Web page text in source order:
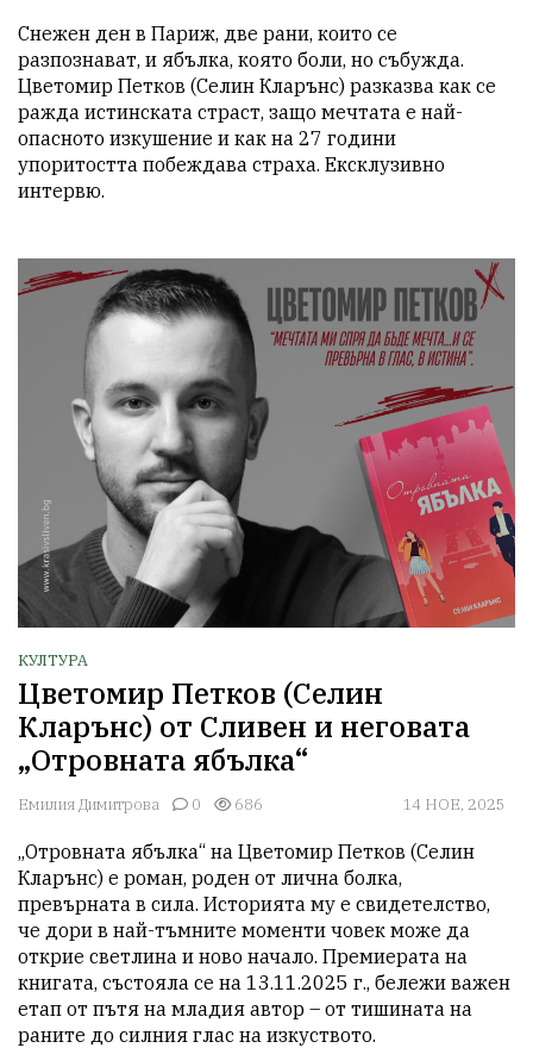
Снежен ден в Париж, две рани, които се
разпознават, и ябълка, която боли, но събужда.
Цветомир Петков (Селин Кларънс) разказва как се
ражда истинската страст, защо мечтата е най-
опасното изкушение и как на 27 години
упоритостта побеждава страха. Ексклузивно
интервю.
КУЛТУРА
Цветомир Петков (Селин
Кларънс) от Сливен и неговата
„Отровната ябълка“
Емилия Димитрова 0 686 14 НОЕ, 2025
„Отровната ябълка“ на Цветомир Петков (Селин
Кларънс) е роман, роден от лична болка,
превърната в сила. Историята му е свидетелство,
че дори в най-тъмните моменти човек може да
открие светлина и ново начало. Премиерата на
книгата, състояла се на 13.11.2025 г., бележи важен
етап от пътя на младия автор – от тишината на
раните до силния глас на изкуството.